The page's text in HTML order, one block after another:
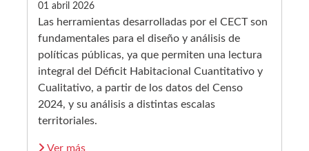
01 abril 2026
Las herramientas desarrolladas por el CECT son
fundamentales para el diseño y análisis de
políticas públicas, ya que permiten una lectura
integral del Déficit Habitacional Cuantitativo y
Cualitativo, a partir de los datos del Censo
2024, y su análisis a distintas escalas
territoriales.
Ver más